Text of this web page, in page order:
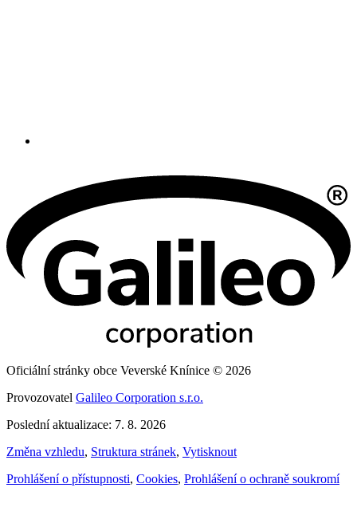
Oficiální stránky obce Veverské Knínice © 2026
Provozovatel Galileo Corporation s.r.o.
Poslední aktualizace: 7. 8. 2026
Změna vzhledu, Struktura stránek, Vytisknout
Prohlášení o přístupnosti, Cookies, Prohlášení o ochraně soukromí